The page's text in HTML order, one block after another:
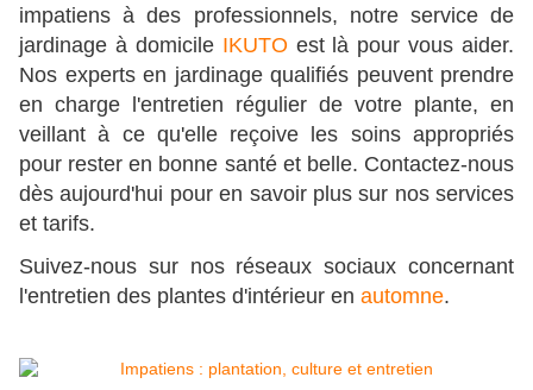
impatiens à des professionnels, notre service de
jardinage à domicile IKUTO est là pour vous aider.
Nos experts en jardinage qualifiés peuvent prendre
en charge l'entretien régulier de votre plante, en
veillant à ce qu'elle reçoive les soins appropriés
pour rester en bonne santé et belle. Contactez-nous
dès aujourd'hui pour en savoir plus sur nos services
et tarifs.
Suivez-nous sur nos réseaux sociaux concernant
l'entretien des plantes d'intérieur en automne.